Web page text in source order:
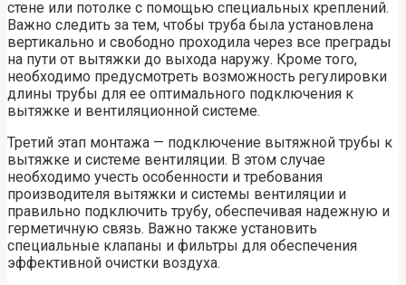
стене или потолке с помощью специальных креплений.
Важно следить за тем, чтобы труба была установлена
вертикально и свободно проходила через все преграды
на пути от вытяжки до выхода наружу. Кроме того,
необходимо предусмотреть возможность регулировки
длины трубы для ее оптимального подключения к
вытяжке и вентиляционной системе.
Третий этап монтажа — подключение вытяжной трубы к
вытяжке и системе вентиляции. В этом случае
необходимо учесть особенности и требования
производителя вытяжки и системы вентиляции и
правильно подключить трубу, обеспечивая надежную и
герметичную связь. Важно также установить
специальные клапаны и фильтры для обеспечения
эффективной очистки воздуха.